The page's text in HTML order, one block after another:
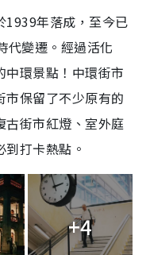
1939年落成，至今已
代變遷。經過活化
環景點！中環街市
保留了不少原有的
古街市紅燈、室外庭
打卡熱點。
+4